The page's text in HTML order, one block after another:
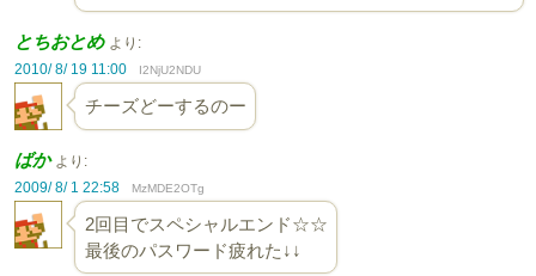
とちおとめ より:
2010/ 8/ 19 11:00
I2NjU2NDU
チーズどーするのー
ばか より:
2009/ 8/ 1 22:58
MzMDE2OTg
2回目でスペシャルエンド☆☆
最後のパスワード疲れた↓↓